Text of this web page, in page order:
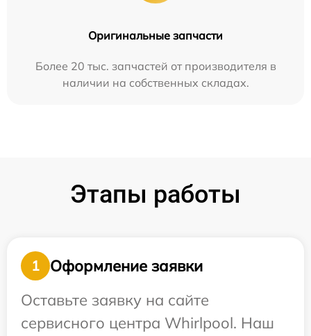
Оригинальные запчасти
Более 20 тыс. запчастей от производителя в
наличии на собственных складах.
Этапы работы
1
Оформление заявки
Оставьте заявку на сайте
сервисного центра Whirlpool. Наш